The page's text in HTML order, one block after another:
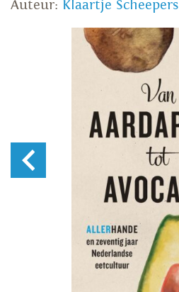
Auteur: Klaartje Scheepers